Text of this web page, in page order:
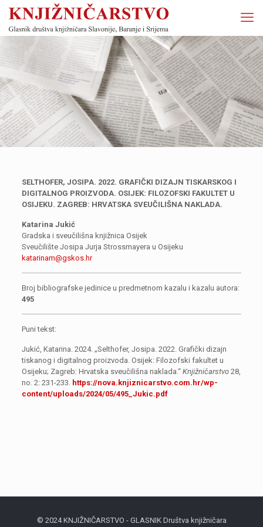
SELTHOFER, JOSIPA. 2022. GRAFIČKI DIZAJN TISKARSKOG I
DIGITALNOG PROIZVODA. OSIJEK: FILOZOFSKI FAKULTET U
OSIJEKU. ZAGREB: HRVATSKA SVEUČILIŠNA NAKLADA.
Katarina Jukić
Gradska i sveučilišna knjižnica Osijek
Sveučilište Josipa Jurja Strossmayera u Osijeku
katarinam@gskos.hr
Broj bibliografske jedinice u predmetnom kazalu i kazalu autora:
495
Puni tekst:
Jukić, Katarina. 2024. „Selthofer, Josipa. 2022. Grafički dizajn
tiskanog i digitalnog proizvoda. Osijek: Filozofski fakultet u
Osijeku; Zagreb: Hrvatska sveučilišna naklada.“ Knjižničarstvo28,
no. 2: 231-233. https://nova.knjiznicarstvo.com.hr/wp-
content/uploads/2024/05/495_Jukic.pdf
© 2024 KNJIŽNIČARSTVO - GLASNIK Društva knjižničara